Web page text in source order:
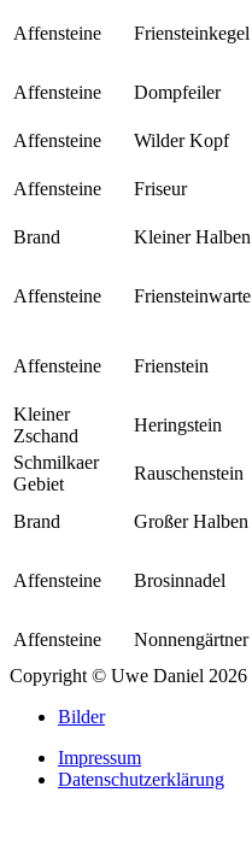
Affensteine Friensteinkegel
Affensteine
Dompfeiler
Affensteine
Wilder Kopf
Affensteine
Friseur
Brand
Kleiner Halben
Affensteine Friensteinwarte
Affensteine Frienstein
Kleiner
Zschand
Heringstein
Schmilkaer
Gebiet
Rauschenstein
Brand
Großer Halben
Affensteine Brosinnadel
Affensteine
Nonnengärtner
Copyright © Uwe Daniel 2026
Bilder
Impressum
Datenschutzerklärung